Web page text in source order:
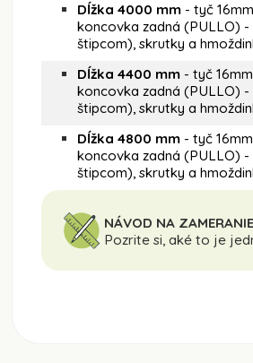
Dĺžka 4000 mm - tyč
koncovka zadná (PULLO)
štipcom), skrutky a
Dĺžka 4400 mm - tyč
koncovka zadná (PULLO)
štipcom), skrutky a
Dĺžka 4800 mm - tyč
koncovka zadná (PULLO)
štipcom), skrutky a
NÁVOD NA ZAMERANIE
Pozrite si, aké to je